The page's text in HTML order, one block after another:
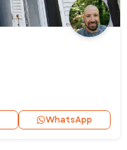
WhatsApp